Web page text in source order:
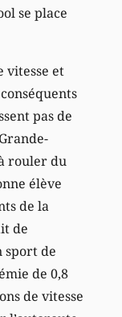
se place
vitesse et
pas de
rouler du
élève
de la
de
sport de
de 0,8
de vitesse